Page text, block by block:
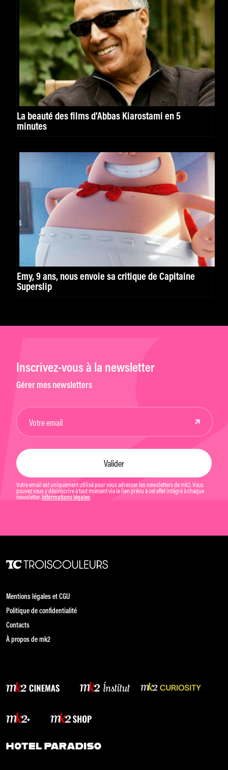
La beauté des films d’Abbas Kiarostami en 5
minutes
Emy, 9 ans, nous envoie sa critique de Capitaine
Superslip
Inscrivez-vous à la newsletter
Gérer mes newsletters
Votre email est uniquement utilisé pour vous adresser les newsletters de mk2. Vous
pouvez vous y désinscrire à tout moment via le lien prévu à cet effet intégré à chaque
newsletter. Informations légales
Mentions légales et CGU
Politique de confidentialité
Contacts
À propos de mk2